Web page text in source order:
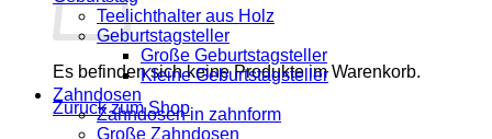
Es befinden sich keine Produkte im Warenkorb.
Zurück zum Shop
Teelichthalter aus Holz
Geburtstagsteller
Große Geburtstagsteller
Kleine Geburtstagsteller
Zahndosen
Zahndosen in zahnform
Große Zahndosen